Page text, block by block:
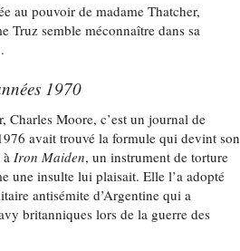
au pouvoir de madame Thatcher,
Truz semble méconnaître dans sa
1970
Charles Moore, c’est un journal de
avait trouvé la formule qui devint son
àIron Maiden, un instrument de torture
une insulte lui plaisait. Elle l’a adopté
antisémite d’Argentine qui a
britanniques lors de la guerre des